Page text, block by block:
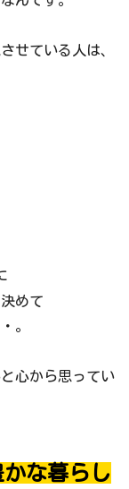
せている人は、
めて
。
心から思ってい
な暮らし